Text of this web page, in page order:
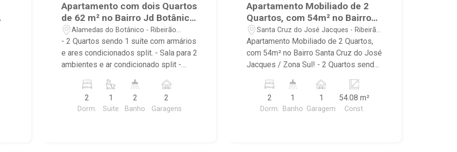
Apartamento com dois Quartos
de 62 m² no Bairro Jd Botânico
// Zona Sul.
Alamedas do Botânico - Ribeirão
Preto/SP
- 2 Quartos sendo 1 suíte com armários
e ares condicionados split. - Sala para 2
ambientes e ar condicionado split -
planejado e fechada em vidro - Cozinha
padrão americana com acabamento
ripado, armário e gabinete planejado - 2
2
Dorm.
1
Suite
2
Banho
2
Garagens
Apartamento Mobiliado de 2
Quartos, com 54m² no Bairro
Santa Cruz do José Jacques /
Zona Sul!
Santa Cruz do José Jacques - Ribeirão
Preto/SP
Apartamento Mobiliado de 2 Quartos,
com 54m² no Bairro Santa Cruz do José
Jacques / Zona Sul! - 2 Quartos sendo,
com gabinete, espelho e box em vidro -
Sala ampla 2 ambientes - Sacada -
Cozinha planejada e equipada - Área de
2
Dorm.
1
Banho
1
Garagem
54.08 m²
Const.